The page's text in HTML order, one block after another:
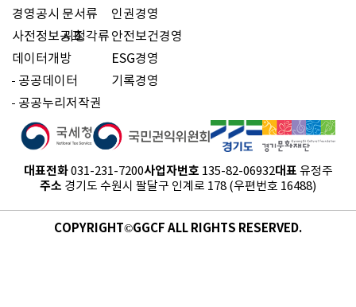
대표전화 031-231-7200사업자번호 135-82-06932대표 유정주
주소 경기도 수원시 팔달구 인계로 178 (우편번호 16488)
경영공시
사전정보공표
데이터개방
공공데이터
공공누리저작권
문서류
시청각류
인권경영
안전보건경영
ESG경영
기록경영
COPYRIGHT©GGCF ALL RIGHTS RESERVED.